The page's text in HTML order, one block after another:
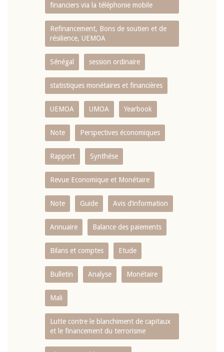
financiers via la téléphonie mobile
Refinancement, Bons de soutien et de
résilience, UEMOA
Sénégal session ordinaire
statistiques monétaires et financières
UEMOA UMOA Yearbook
Note Perspectives économiques
Rapport Synthése
Revue Economique et Monétaire
Note Guide Avis d’information
Annuaire Balance des paiements
Bilans et comptes Etude
Bulletin Analyse Monétaire
Mali
Lutte contre le blanchiment de capitaux
et le financement du terrorisme